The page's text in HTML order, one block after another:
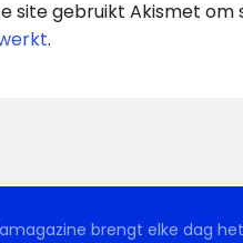
site gebruikt Akismet
.
brengt elke dag